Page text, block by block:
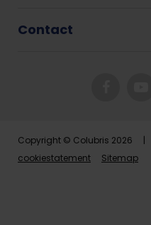
Contact
Copyright © Colubris 2026 |
cookiestatement
Sitemap